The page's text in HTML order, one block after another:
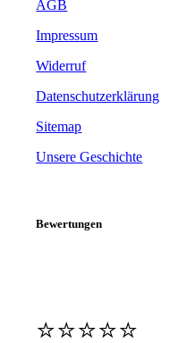
AGB
Impressum
Widerruf
Datenschutzerklärung
Sitemap
Unsere Geschichte
Bewertungen
⭐️⭐️⭐️⭐️⭐️